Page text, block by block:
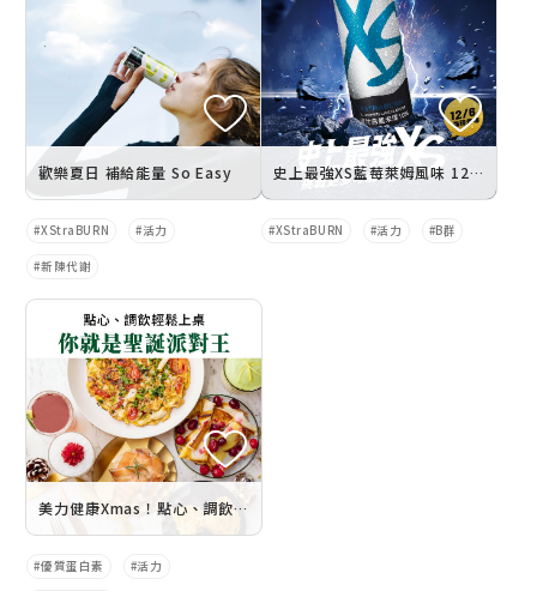
歡樂夏日 補給能量 So Easy
XStraBURN 活力
新陳代謝
史上最強XS藍莓萊姆風味 12月6日強磅登場
XStraBURN 活力 B群
美力健康Xmas！點心、調飲輕鬆上桌 你就是聖誕派對王
優質蛋白素 活力